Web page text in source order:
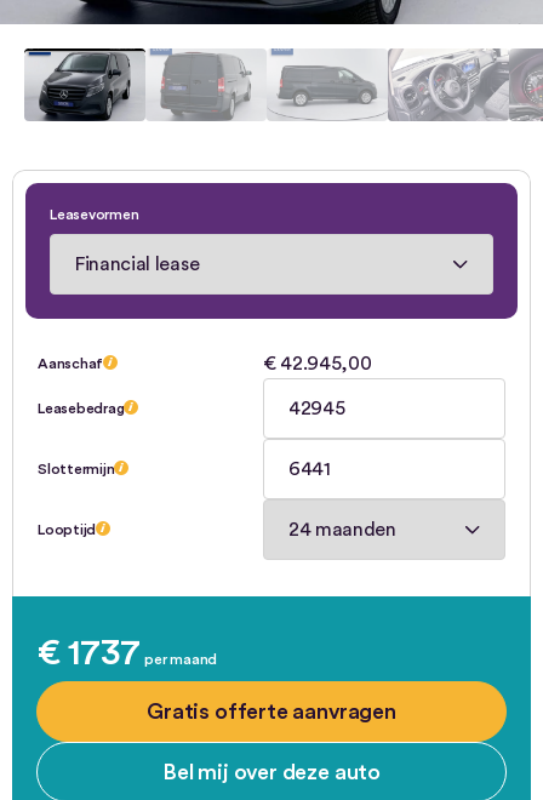
Leasevormen
Aanschaf € 42.945,00
Leasebedrag
Slottermijn
Looptijd
€ 1737 per maand
Gratis offerte aanvragen
Bel mij over deze auto